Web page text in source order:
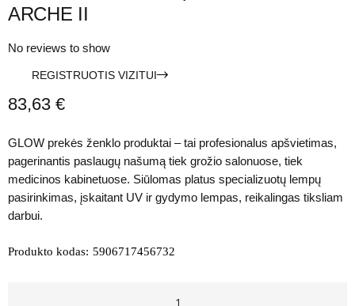
ARCHE II
No reviews to show
REGISTRUOTIS VIZITUI
83,63 €
GLOW prekės ženklo produktai – tai profesionalus apšvietimas,
pagerinantis paslaugų našumą tiek grožio salonuose, tiek
medicinos kabinetuose. Siūlomas platus specializuotų lempų
pasirinkimas, įskaitant UV ir gydymo lempas, reikalingas tiksliam
darbui.
Produkto kodas: 5906717456732